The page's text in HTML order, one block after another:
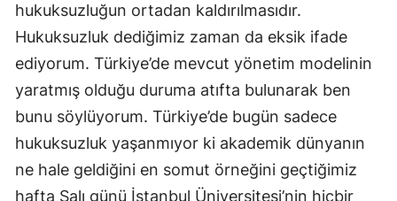
hukuksuzluğun ortadan kaldırılmasıdır.
Hukuksuzluk dediğimiz zaman da eksik ifade
ediyorum. Türkiye’de mevcut yönetim modelinin
yaratmış olduğu duruma atıfta bulunarak ben
bunu söylüyorum. Türkiye’de bugün sadece
hukuksuzluk yaşanmıyor ki akademik dünyanın
ne hale geldiğini en somut örneğini geçtiğimiz
hafta Salı günü İstanbul Üniversitesi’nin hiçbir